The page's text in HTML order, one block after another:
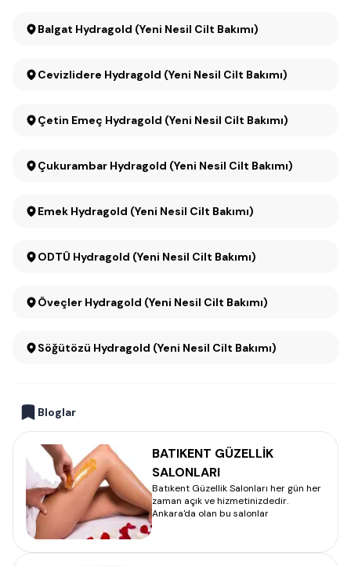
Balgat Hydragold (Yeni Nesil Cilt Bakımı)
Cevizlidere Hydragold (Yeni Nesil Cilt Bakımı)
Çetin Emeç Hydragold (Yeni Nesil Cilt Bakımı)
Çukurambar Hydragold (Yeni Nesil Cilt Bakımı)
Emek Hydragold (Yeni Nesil Cilt Bakımı)
ODTÜ Hydragold (Yeni Nesil Cilt Bakımı)
Öveçler Hydragold (Yeni Nesil Cilt Bakımı)
Söğütözü Hydragold (Yeni Nesil Cilt Bakımı)
Bloglar
BATIKENT GÜZELLİK
SALONLARI
Batıkent Güzellik Salonları her gün her
zaman açık ve hizmetinizdedir.
Ankara'da olan bu salonlar